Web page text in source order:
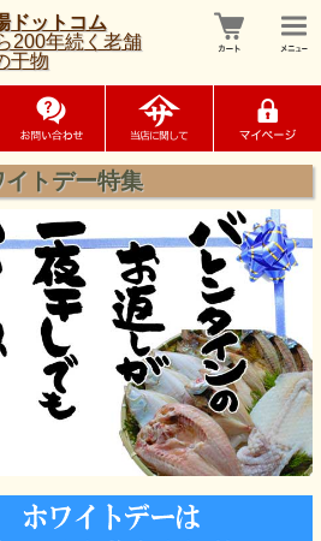
ドットコム
200年続く老舗
干物
イトデー特集